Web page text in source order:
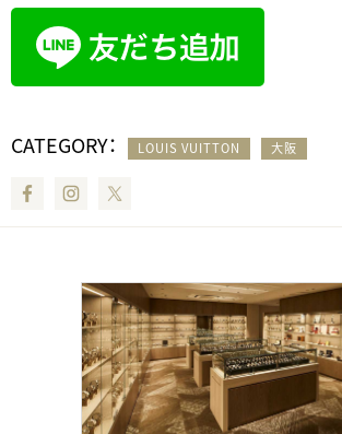
CATEGORY： LOUIS VUITTON 大阪
FacebookInstagram